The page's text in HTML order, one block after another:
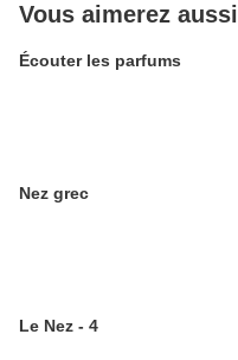
Vous aimerez aussi
Écouter les parfums
Nez grec
Le Nez - 4